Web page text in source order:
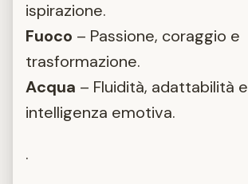
ispirazione.
Fuoco – Passione, coraggio e
trasformazione.
Acqua – Fluidità, adattabilità e
intelligenza emotiva.
.